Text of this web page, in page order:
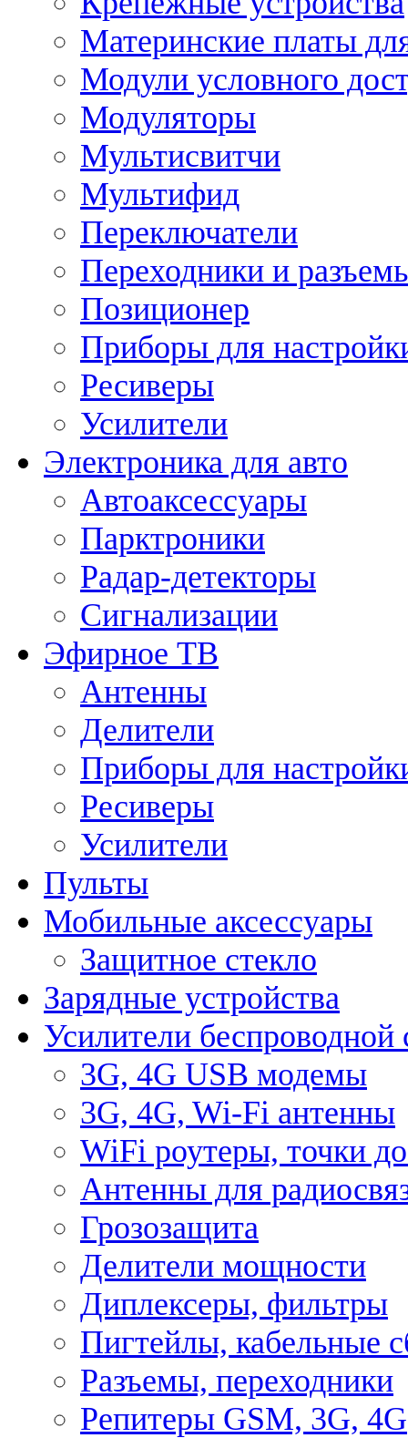
Материнские платы
Модули условного
Модуляторы
Мультисвитчи
Мультифид
Переключатели
Переходники и
Позиционер
Приборы для
Ресиверы
Усилители
Электроника для авто
Автоаксессуары
Парктроники
Радар-детекторы
Сигнализации
Эфирное ТВ
Антенны
Делители
Приборы для
Ресиверы
Усилители
Пульты
Мобильные аксессуары
Защитное стекло
Зарядные устройства
Усилители беспроводной
3G, 4G USB модемы
3G, 4G, Wi-Fi антенны
WiFi роутеры, точки
Антенны для
Грозозащита
Делители мощности
Диплексеры, фильтры
Пигтейлы, кабельные
Разъемы, переходники
Репитеры GSM, 3G, 4G